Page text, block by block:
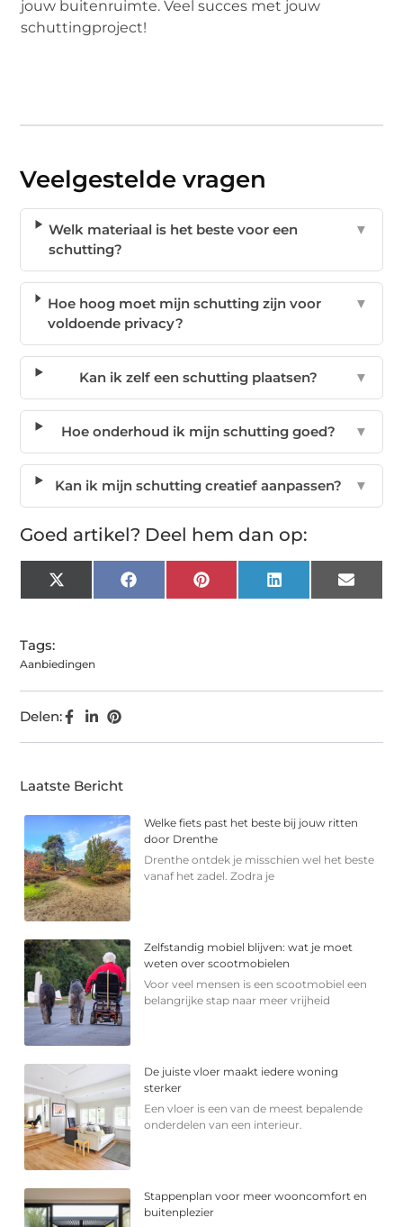
jouw buitenruimte. Veel succes met jouw
schuttingproject!
Veelgestelde vragen
Welk materiaal is het beste voor een
schutting?
▼
Hoe hoog moet mijn schutting zijn voor
voldoende privacy?
▼
Kan ik zelf een schutting plaatsen? ▼
Hoe onderhoud ik mijn schutting goed? ▼
Kan ik mijn schutting creatief aanpassen? ▼
Goed artikel? Deel hem dan op:
X
(Twitter)
Facebook Pinterest LinkedIn Email
Tags:
Aanbiedingen
Delen:
Laatste Bericht
Welke fiets past het beste bij jouw ritten
door Drenthe
Drenthe ontdek je misschien wel het beste
vanaf het zadel. Zodra je
Zelfstandig mobiel blijven: wat je moet
weten over scootmobielen
Voor veel mensen is een scootmobiel een
belangrijke stap naar meer vrijheid
De juiste vloer maakt iedere woning
sterker
Een vloer is een van de meest bepalende
onderdelen van een interieur.
Stappenplan voor meer wooncomfort en
buitenplezier